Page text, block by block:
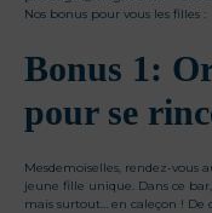
Nos bonus pour vous les filles :
Bonus 1:
pour se
Mesdemoiselles, rendez-vous
jeune fille unique. Dans ce
mais surtout… en caleçon !